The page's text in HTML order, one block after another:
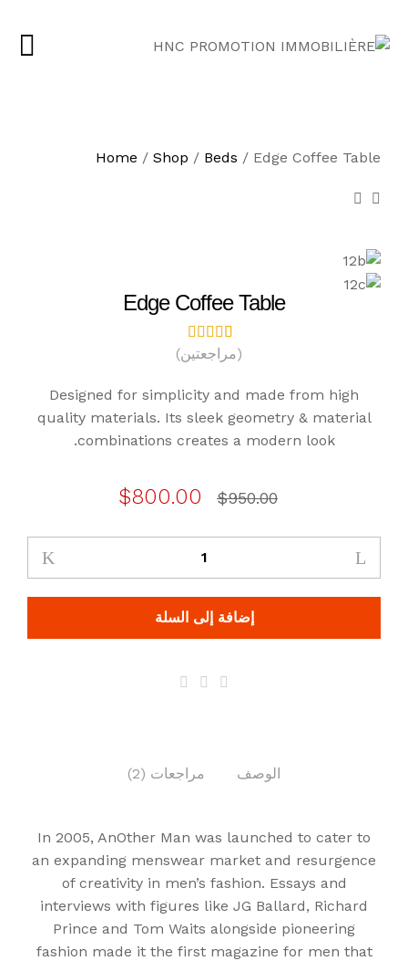
Home / Shop / Beds / Edge Coffee Table
Edge Coffee Table
تم
من 5
بناءً
على
تقييم
2
(مراجعتين)
Designed for simplicity and made from high
quality materials. Its sleek geometry & material
combinations creates a modern look.
$950.00
السعر
هو:
$800.00
إضافة إلى السلة
الوصف مراجعات (2)
In 2005, AnOther Man was launched to cater to
an expanding menswear market and resurgence
of creativity in men’s fashion. Essays and
interviews with figures like JG Ballard, Richard
Prince and Tom Waits alongside pioneering
fashion made it the first magazine for men that